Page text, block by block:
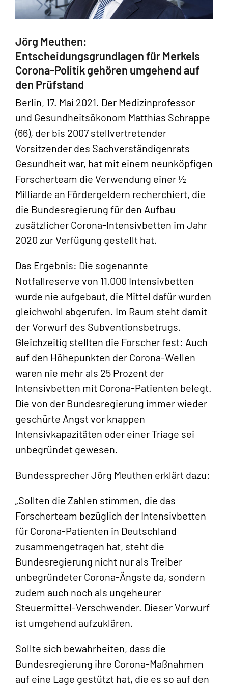
Jörg Meuthen:
Entscheidungsgrundlagen für Merkels
Corona-Politik gehören umgehend auf
den Prüfstand
Berlin, 17. Mai 2021. Der Medizinprofessor
und Gesundheitsökonom Matthias Schrappe
(66), der bis 2007 stellvertretender
Vorsitzender des Sachverständigenrats
Gesundheit war, hat mit einem neunköpfigen
Forscherteam die Verwendung einer ½
Milliarde an Fördergeldern recherchiert, die
die Bundesregierung für den Aufbau
zusätzlicher Corona-Intensivbetten im Jahr
2020 zur Verfügung gestellt hat.
Das Ergebnis: Die sogenannte
Notfallreserve von 11.000 Intensivbetten
wurde nie aufgebaut, die Mittel dafür wurden
gleichwohl abgerufen. Im Raum steht damit
der Vorwurf des Subventionsbetrugs.
Gleichzeitig stellten die Forscher fest: Auch
auf den Höhepunkten der Corona-Wellen
waren nie mehr als 25 Prozent der
Intensivbetten mit Corona-Patienten belegt.
Die von der Bundesregierung immer wieder
geschürte Angst vor knappen
Intensivkapazitäten oder einer Triage sei
unbegründet gewesen.
Bundessprecher Jörg Meuthen erklärt dazu:
„Sollten die Zahlen stimmen, die das
Forscherteam bezüglich der Intensivbetten
für Corona-Patienten in Deutschland
zusammengetragen hat, steht die
Bundesregierung nicht nur als Treiber
unbegründeter Corona-Ängste da, sondern
zudem auch noch als ungeheurer
Steuermittel-Verschwender. Dieser Vorwurf
ist umgehend aufzuklären.
Sollte sich bewahrheiten, dass die
Bundesregierung ihre Corona-Maßnahmen
auf eine Lage gestützt hat, die es so auf den